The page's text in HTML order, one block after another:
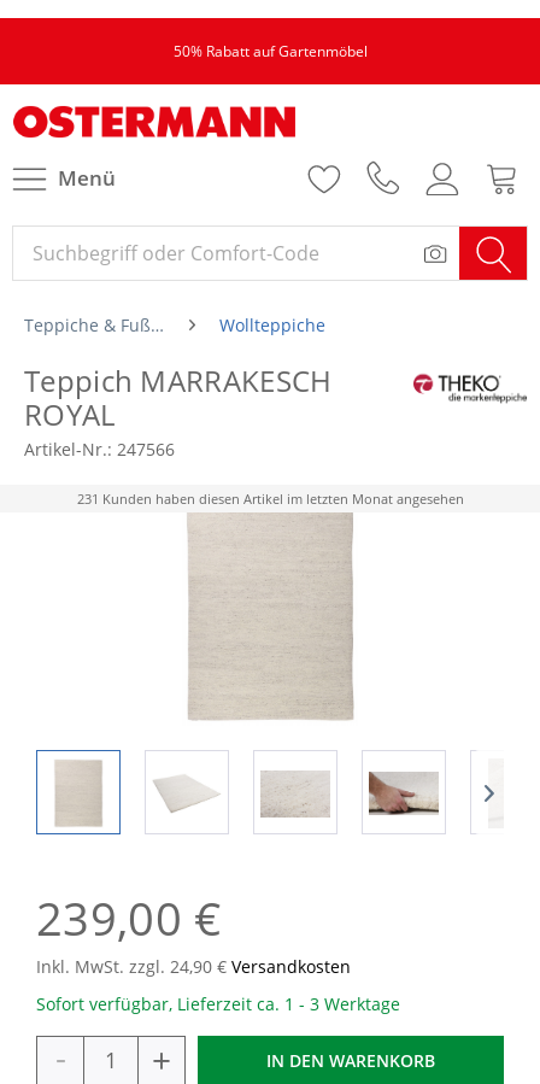
50% Rabatt auf Gartenmöbel
Menü
Teppiche & Fußmatten Wollteppiche
Teppich MARRAKESCH
ROYAL
Artikel-Nr.: 247566
231 Kunden haben diesen Artikel im letzten Monat angesehen
239,00 €
Inkl. MwSt. zzgl. 24,90 € Versandkosten
Sofort verfügbar, Lieferzeit ca. 1 - 3 Werktage
- + IN DEN WARENKORB